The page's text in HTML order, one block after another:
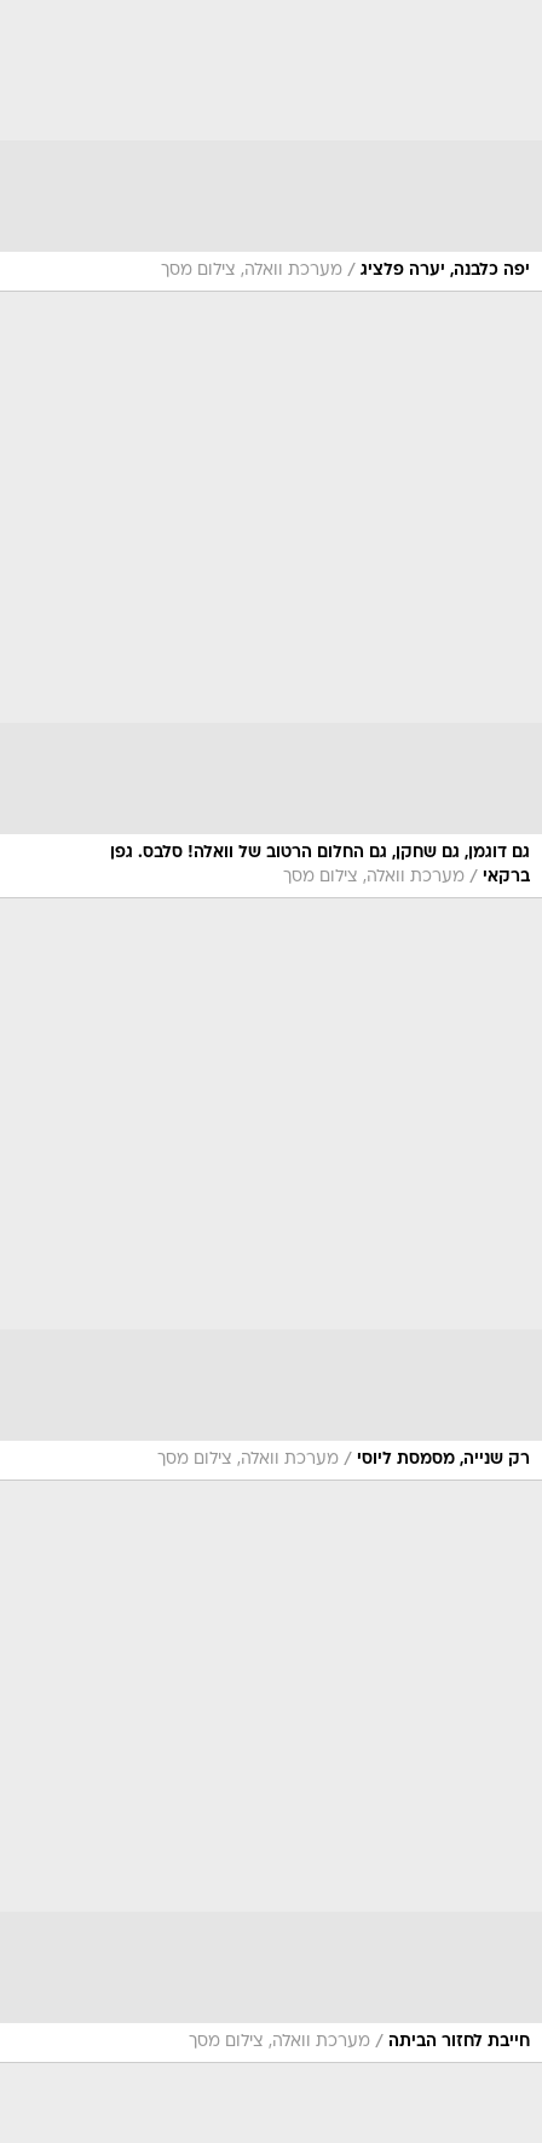
יפה כלבנה, יערה פלציג / מערכת וואלה, צילום מסך
גם דוגמן, גם שחקן, גם החלום הרטוב של וואלה! סלבס. גפן
ברקאי / מערכת וואלה, צילום מסך
רק שנייה, מסמסת ליוסי / מערכת וואלה, צילום מסך
חייבת לחזור הביתה / מערכת וואלה, צילום מסך